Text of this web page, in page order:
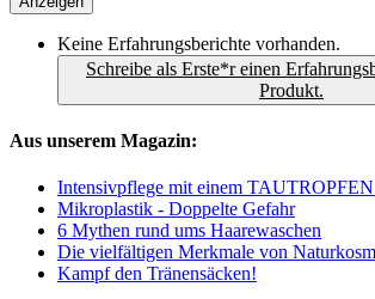
Keine Erfahrungsberichte vorhanden.
Schreibe als Erste*r einen
Produkt.
Aus unserem Magazin:
Intensivpflege mit einem TAUTROPFEN
Mikroplastik - Doppelte Gefahr
6 Mythen rund ums Haarewaschen
Die vielfältigen Merkmale von
Kampf den Tränensäcken!